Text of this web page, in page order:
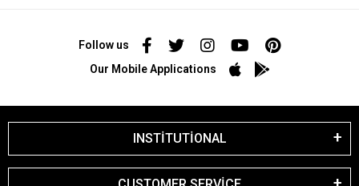
Follow us
Our Mobile Applications
INSTİTUTİONAL